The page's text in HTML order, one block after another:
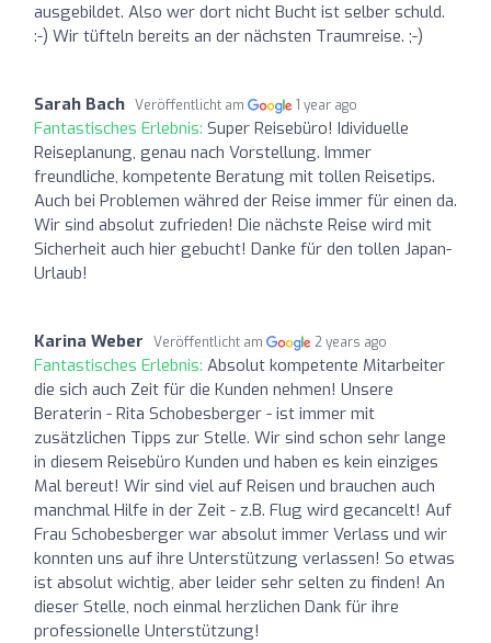
ausgebildet. Also wer dort nicht Bucht ist selber schuld.
:-) Wir tüfteln bereits an der nächsten Traumreise. ;-)
Sarah Bach Veröffentlicht am 1 year ago
Fantastisches Erlebnis: Super Reisebüro! Idividuelle
Reiseplanung, genau nach Vorstellung. Immer
freundliche, kompetente Beratung mit tollen Reisetips.
Auch bei Problemen währed der Reise immer für einen da.
Wir sind absolut zufrieden! Die nächste Reise wird mit
Sicherheit auch hier gebucht! Danke für den tollen Japan-
Urlaub!
Karina Weber Veröffentlicht am 2 years ago
Fantastisches Erlebnis: Absolut kompetente Mitarbeiter
die sich auch Zeit für die Kunden nehmen! Unsere
Beraterin - Rita Schobesberger - ist immer mit
zusätzlichen Tipps zur Stelle. Wir sind schon sehr lange
in diesem Reisebüro Kunden und haben es kein einziges
Mal bereut! Wir sind viel auf Reisen und brauchen auch
manchmal Hilfe in der Zeit - z.B. Flug wird gecancelt! Auf
Frau Schobesberger war absolut immer Verlass und wir
konnten uns auf ihre Unterstützung verlassen! So etwas
ist absolut wichtig, aber leider sehr selten zu finden! An
dieser Stelle, noch einmal herzlichen Dank für ihre
professionelle Unterstützung!